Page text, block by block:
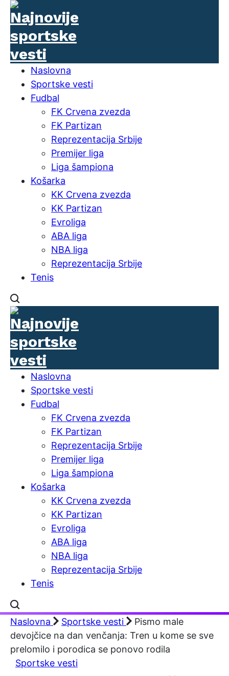
Naslovna
Sportske vesti
Fudbal
FK Crvena zvezda
FK Partizan
Reprezentacija Srbije
Premijer liga
Liga šampiona
Košarka
KK Crvena zvezda
KK Partizan
Evroliga
ABA liga
NBA liga
Reprezentacija Srbije
Tenis
Naslovna
Sportske vesti
Fudbal
FK Crvena zvezda
FK Partizan
Reprezentacija Srbije
Premijer liga
Liga šampiona
Košarka
KK Crvena zvezda
KK Partizan
Evroliga
ABA liga
NBA liga
Reprezentacija Srbije
Tenis
Naslovna Sportske vesti
Pismo male
devojčice na dan venčanja: Tren u kome se sve
prelomilo i porodica se ponovo rodila
Sportske vesti